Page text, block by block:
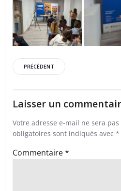
Post
navigation
PRÉCÉDENT
Laisser un
Votre adresse e-mail ne sera
obligatoires sont indiqués avec *
Commentaire*